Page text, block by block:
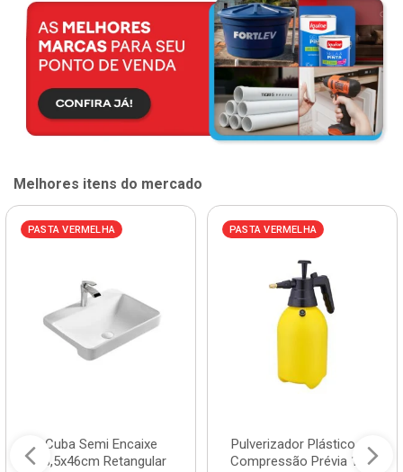
Melhores itens do mercado
PASTA VERMELHA
Cuba Semi Encaixe
58,5x46cm Retangular
PASTA VERMELHA
Pulverizador Plástico de
Compressão Prévia 1,5L